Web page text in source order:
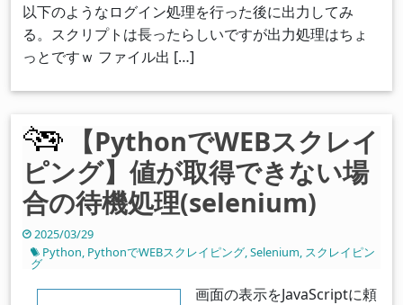
以下のようなログイン処理を行った後に出力してみ
る。スクリプトは長ったらしいですが出力処理はちょ
っとですｗ ファイル出 […]
【PythonでWEBスクレイ
ピング】値が取得できない場
合の待機処理(selenium)
2025/03/29
Python, PythonでWEBスクレイピング,Selenium, スクレイピン
グ
画面の表示をJavaScriptに頼